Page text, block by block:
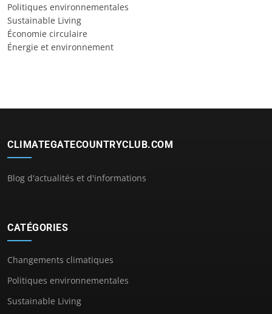
Politiques environnementales
Sustainable Living
Économie circulaire
Énergie et environnement
CLIMATEGATECOUNTRYCLUB.COM
Blog d'actualités et d'informations
CATÉGORIES
Changements climatiques
Politiques environnementales
Sustainable Living